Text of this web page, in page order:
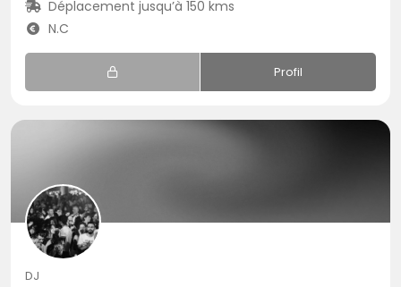
Déplacement jusqu’à 150 kms
N.C
Profil
DJ